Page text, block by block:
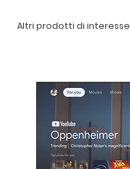
Altri prodotti di interesse